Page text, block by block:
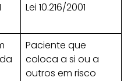
Lei 10.216/2001
Paciente que
coloca a si ou a
outros em risco